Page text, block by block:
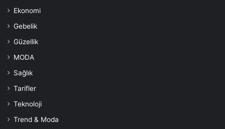
Ekonomi
Gebelik
Güzellik
MODA
Sağlık
Tarifler
Teknoloji
Trend & Moda